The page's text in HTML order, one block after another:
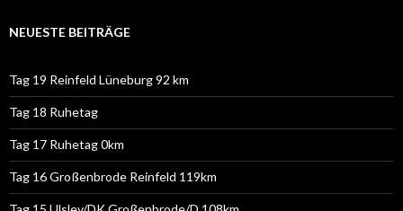
NEUESTE BEITRÄGE
Tag 19 Reinfeld Lüneburg 92 km
Tag 18 Ruhetag
Tag 17 Ruhetag 0km
Tag 16 Großenbrode Reinfeld 119km